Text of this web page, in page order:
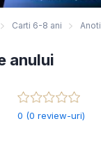
Carti 6-8 ani
anului
0 (0 review-uri)